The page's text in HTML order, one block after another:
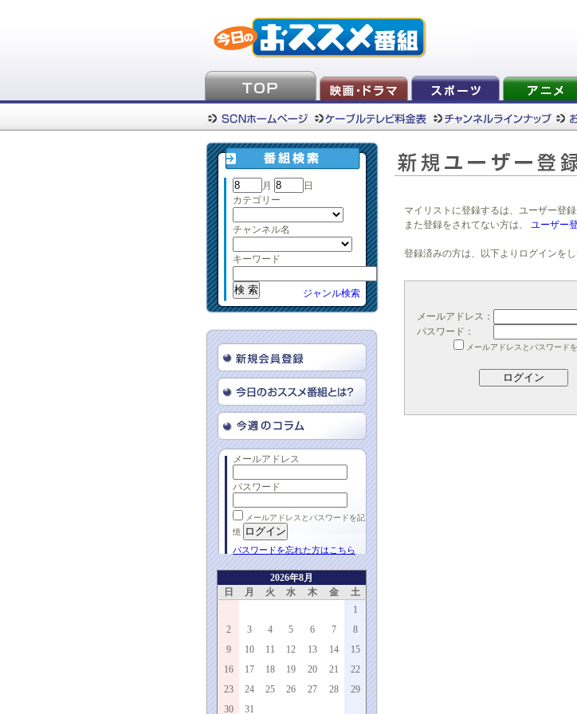
月
日
カテゴリー
チャンネル名
キーワード
ジャンル検索
メールアドレス
パスワード
メールアドレスとパスワードを記
憶
パスワードを忘れた方はこちら
2026年8月
日
月 火 水 木 金
土
1
2
3 4 5 6 7
8
9
10 11 12 13 14
15
16
17 18 19 20 21
22
23
24 25 26 27 28
29
30
31
マイリストに登録するは、ユーザー登録
また登録をされてない方は、
ユーザー
登録済みの方は、以下よりログインをし
メールアドレス：
パスワード：
メールアドレスとパスワード